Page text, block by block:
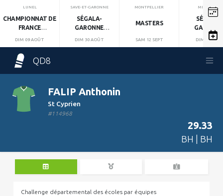
LUNEL
CHAMPIONNAT DE
FRANCE
INDIVIDUEL
DIM 09 AOÛT
SAVE-ET-GARONNE
SÉGALA-
GARONNE
MANCHE 1
DIM 30 AOÛT
MONTPELLIER
MASTERS
SAM 12 SEPT
MIRANDOL
SÉGALA-
GARONNE
MANCHE 2
DIM 13 SEPT
QD8
FALIP Anthonin
St Cyprien
#114968
29.33
BH | BH
Challenge départemental des écoles par équipes